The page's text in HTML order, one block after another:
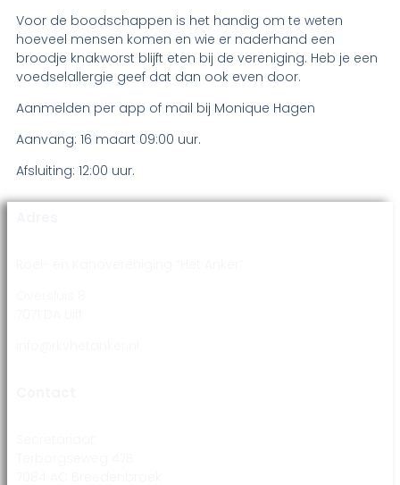
Voor de boodschappen is het handig om te weten
hoeveel mensen komen en wie er naderhand een
broodje knakworst blijft eten bij de vereniging. Heb je een
voedselallergie geef dat dan ook even door.
Aanmelden per app of mail bij Monique Hagen
Aanvang: 16 maart 09:00 uur.
Afsluiting: 12:00 uur.